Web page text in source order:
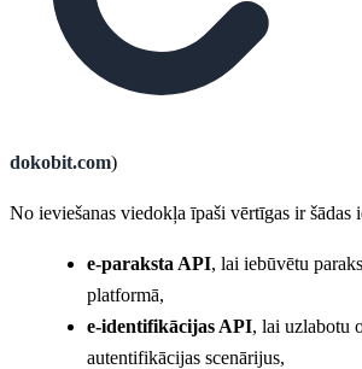
dokobit.com)
No ieviešanas viedokļa īpaši vērtīgas ir šādas
e-paraksta API, lai iebūvētu
platformā,
e-identifikācijas API, lai uzlabotu
autentifikācijas scenārijus,